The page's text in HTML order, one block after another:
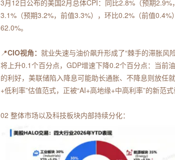
3月12日公布的美国2月总体CPI：同比2.8%（预期
3.1%（预期3.2%，前值3.3%），环比0.2%（前值
62.0%。
📍CIO视角： 就业失速与油价飙升形成了“棘手的滞胀风
将上升0.1个百分点，GDP增速下降0.2个百分点：当前
的利好，美联储陷入降息可能助长通胀、不降息则放任
+低利率”估值范式，正被“AI+高地缘+中高利率”的新范式
02 整体市场以及科技板块内部持续分化：